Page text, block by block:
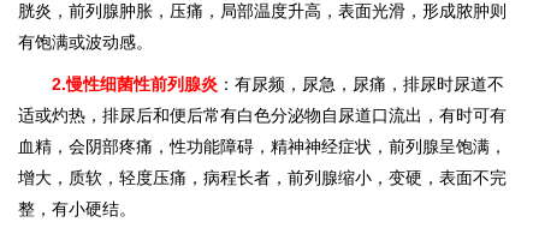
胱炎，前列腺肿胀，压痛，局部温度升高，表面光滑，形成脓肿则
有饱满或波动感。
2.慢性细菌性前列腺炎 ：有尿频，尿急，尿痛，排尿时尿道不
适或灼热，排尿后和便后常有白色分泌物自尿道口流出，有时可有
血精，会阴部疼痛，性功能障碍，精神神经症状，前列腺呈饱满，
增大，质软，轻度压痛，病程长者，前列腺缩小，变硬，表面不完
整，有小硬结。